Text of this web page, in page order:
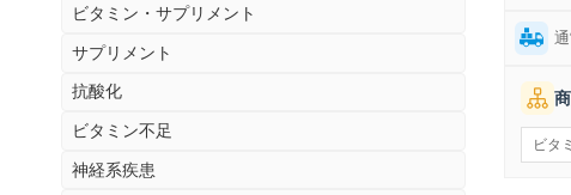
ビタミン・サプリメント
サプリメント
抗酸化
ビタミン不足
神経系疾患
ビタ